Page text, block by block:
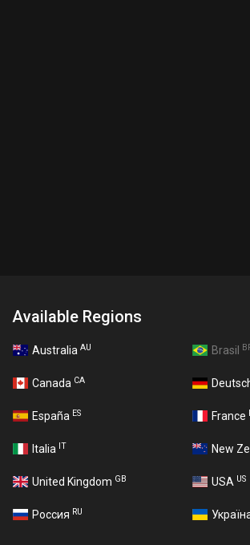
Available Regions
Australia AU Brasil
Canada CA
España ES France
Italia IT New
United Kingdom GB USA US
Россия RU